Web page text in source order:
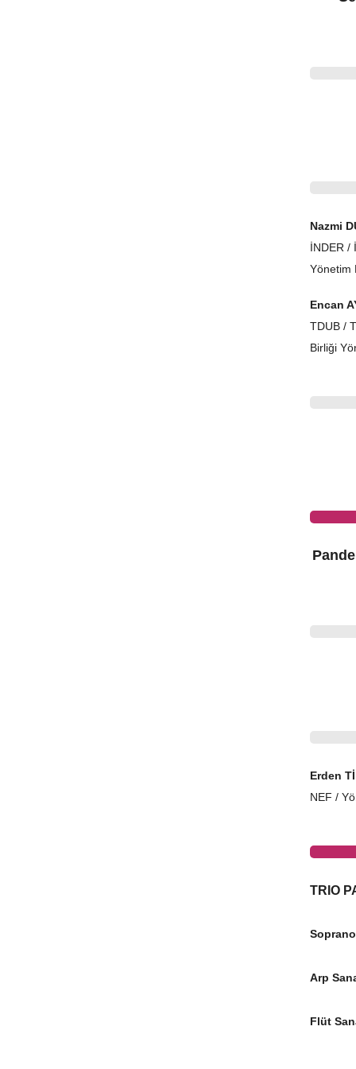
Nazmi
İNDER /
Yönetim
Encan
TDUB /
Birliği
Erden
NEF /
TRIO
Arp
Flüt